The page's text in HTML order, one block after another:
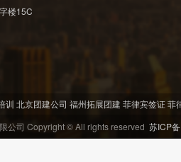
楼15C
训 北京团建公司 福州拓展团建菲律宾签证菲
公司 Copyright © All rights reserved 苏ICP